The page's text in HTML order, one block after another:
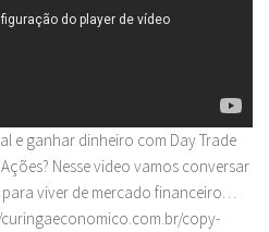
e ganhar dinheiro com Day Trade
Nesse video vamos conversar
viver de mercado financeiro…
curingaeconomico.com.br/copy-